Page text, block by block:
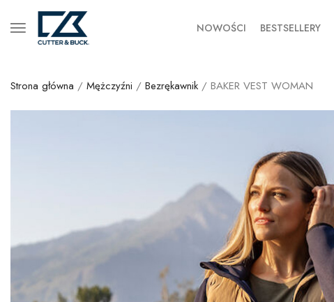
NOWOŚCI BESTSELLERY
Strona główna / Mężczyźni / Bezrękawnik / BAKER VEST WOMAN